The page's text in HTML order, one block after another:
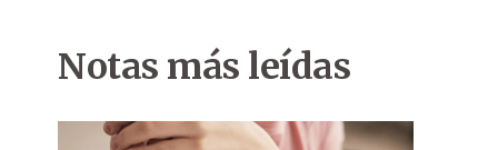
Notas más leídas